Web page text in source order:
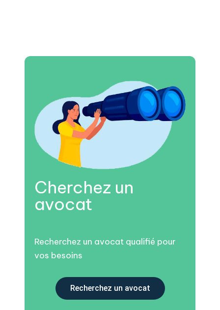
Cherchez un
avocat
Recherchez un avocat qualifié pour
vos besoins
Recherchez un avocat